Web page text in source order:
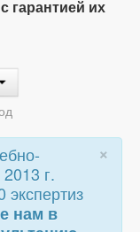
гарантией их
×
г.
нам в